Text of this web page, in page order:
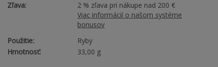
Zľava:
2 % zľava pri nákupe nad 200 €
Viac informácií o našom systéme
bonusov
Použitie:
Ryby
Hmotnosť:
33,00 g